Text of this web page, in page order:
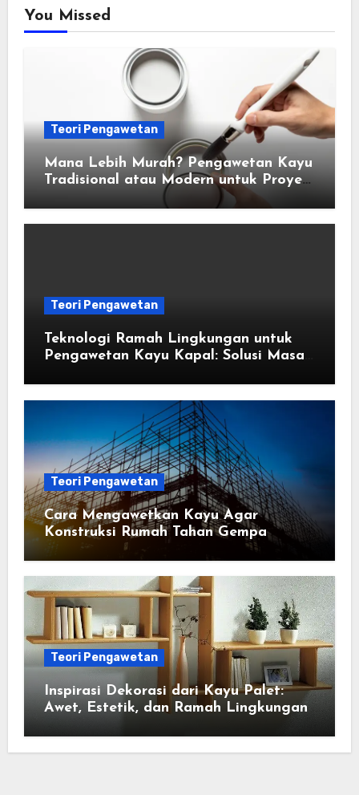
You Missed
Teori Pengawetan
Mana Lebih Murah? Pengawetan Kayu
Tradisional atau Modern untuk Proyek
Teori Pengawetan
Teknologi Ramah Lingkungan untuk
Pengawetan Kayu Kapal: Solusi Masa
Teori Pengawetan
Cara Mengawetkan Kayu Agar
Konstruksi Rumah Tahan Gempa
Teori Pengawetan
Inspirasi Dekorasi dari Kayu Palet:
Awet, Estetik, dan Ramah Lingkungan